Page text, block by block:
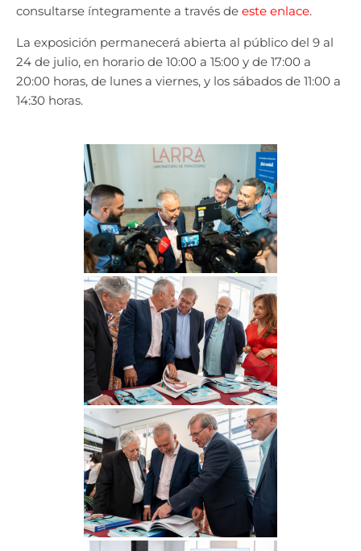
consultarse íntegramente a través de este enlace.
La exposición permanecerá abierta al público del 9 al
24 de julio, en horario de 10:00 a 15:00 y de 17:00 a
20:00 horas, de lunes a viernes, y los sábados de 11:00 a
14:30 horas.